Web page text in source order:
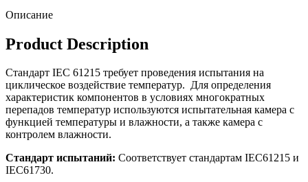
Описание
Product Description
Стандарт IEC 61215 требует проведения испытания на
циклическое воздействие температур. Для определения
характеристик компонентов в условиях многократных
перепадов температур используются испытательная камера с
функцией температуры и влажности, а также камера с
контролем влажности.
Стандарт испытаний: Соответствует стандартам IEC61215 и
IEC61730.